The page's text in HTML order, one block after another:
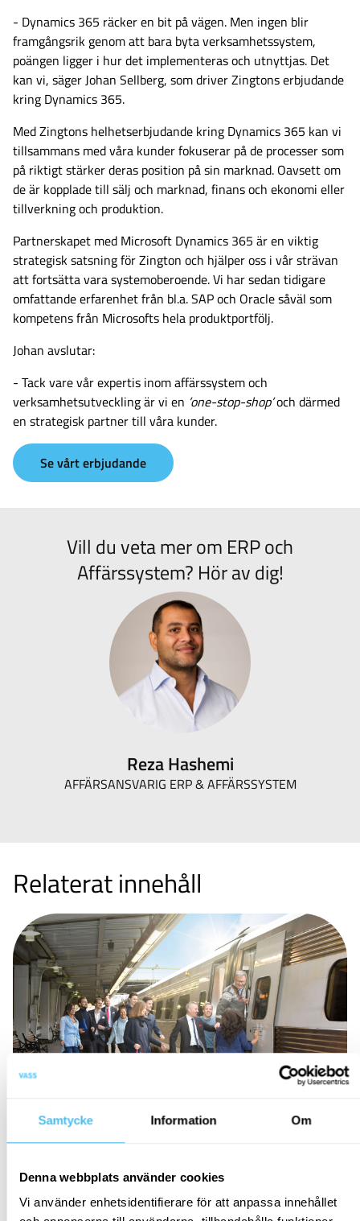
Samtycke Information Om
Denna webbplats använder cookies
Vi använder enhetsidentifierare för att anpassa innehållet
- Dynamics 365 räcker en bit på vägen. Men ingen blir
framgångsrik genom att bara byta verksamhetssystem,
poängen ligger i hur det implementeras och utnyttjas. Det
kan vi, säger Johan Sellberg, som driver Zingtons erbjudande
kring Dynamics 365.
Med Zingtons helhetserbjudande kring Dynamics 365 kan vi
tillsammans med våra kunder fokuserar på de processer som
på riktigt stärker deras position på sin marknad. Oavsett om
de är kopplade till sälj och marknad, finans och ekonomi eller
tillverkning och produktion.
Partnerskapet med Microsoft Dynamics 365 är en viktig
strategisk satsning för Zington och hjälper oss i vår strävan
att fortsätta vara systemoberoende. Vi har sedan tidigare
omfattande erfarenhet från bl.a. SAP och Oracle såväl som
kompetens från Microsofts hela produktportfölj.
Johan avslutar:
- Tack vare vår expertis inom affärssystem och
verksamhetsutveckling är vi en ’one-stop-shop’och därmed
en strategisk partner till våra kunder.
Se vårt erbjudande
Vill du veta mer om ERP och
Affärssystem? Hör av dig!
Reza Hashemi
AFFÄRSANSVARIG ERP & AFFÄRSSYSTEM
Relaterat innehåll
KUNDCASE
Optimering av tågoperatörens
verksamhet med SAP S/4 HANA